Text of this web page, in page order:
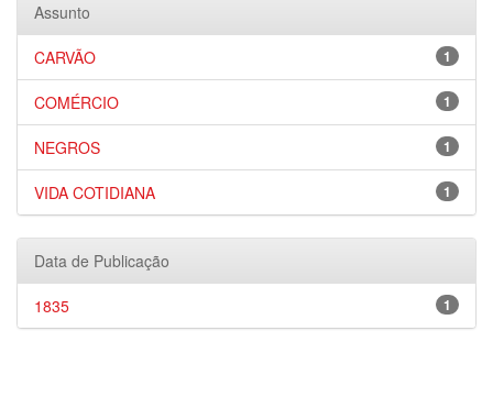
Assunto
1
CARVÃO
1
COMÉRCIO
1
NEGROS
1
VIDA COTIDIANA
Data de Publicação
1
1835